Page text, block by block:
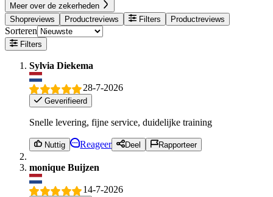
Meer over de zekerheden
Shopreviews
Productreviews Filters Productreviews
Sorteren
Filters
Sylvia Diekema
28-7-2026
Geverifieerd
Snelle levering, fijne service, duidelijke training
Nuttig Reageer Deel Rapporteer
monique Buijzen
14-7-2026